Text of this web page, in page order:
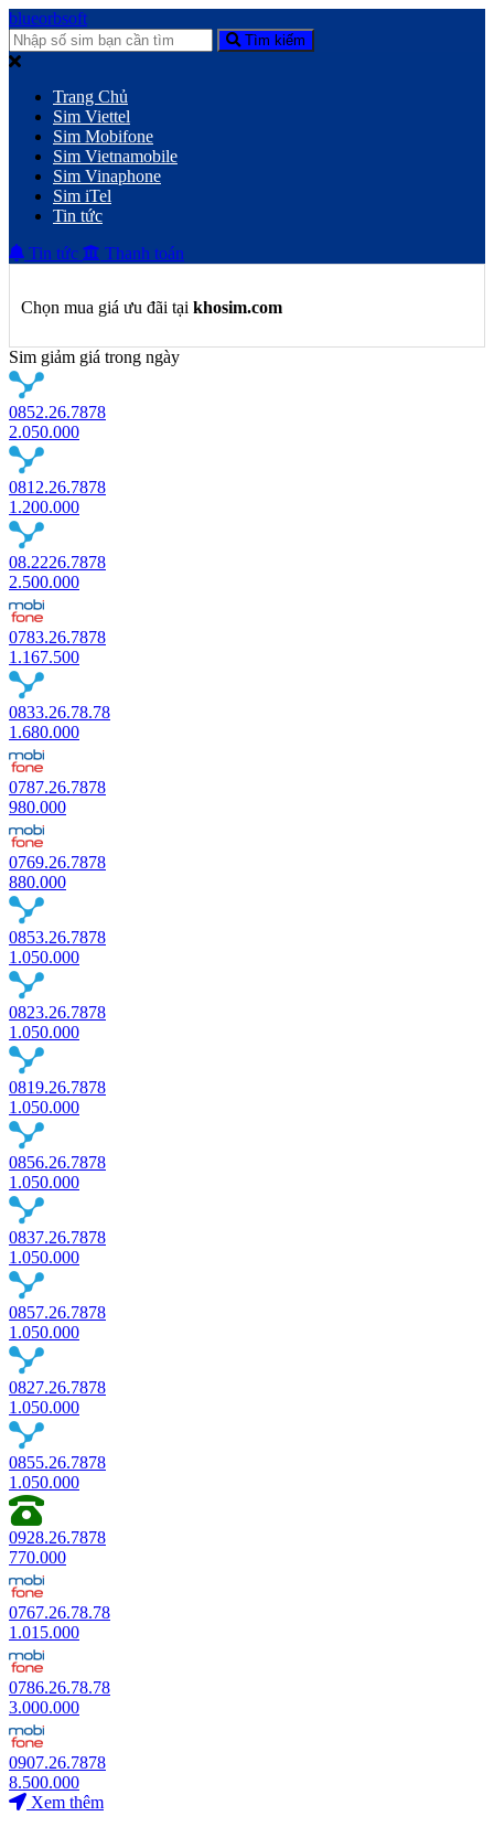
blueorbsoft
Tìm kiếm
Trang Chủ
Sim Viettel
Sim Mobifone
Sim Vietnamobile
Sim Vinaphone
Sim iTel
Tin tức
Tin tức
Thanh toán
Chọn mua giá ưu đãi tại khosim.com
Sim giảm giá trong ngày
0852.26.7878
2.050.000
0812.26.7878
1.200.000
08.2226.7878
2.500.000
0783.26.7878
1.167.500
0833.26.78.78
1.680.000
0787.26.7878
980.000
0769.26.7878
880.000
0853.26.7878
1.050.000
0823.26.7878
1.050.000
0819.26.7878
1.050.000
0856.26.7878
1.050.000
0837.26.7878
1.050.000
0857.26.7878
1.050.000
0827.26.7878
1.050.000
0855.26.7878
1.050.000
0928.26.7878
770.000
0767.26.78.78
1.015.000
0786.26.78.78
3.000.000
0907.26.7878
8.500.000
Xem thêm